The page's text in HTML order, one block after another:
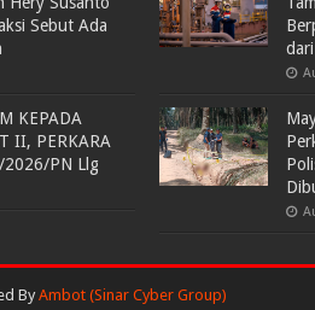
Sebut Ada
KEPADA
II, PERKARA
2026/PN Llg
By Ambot (Sinar Cyber Group)